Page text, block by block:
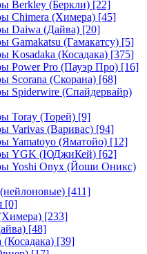
Berkley (Беркли) [22]
Chimera (Химера) [45]
Daiwa (Дайва) [20]
Gamakatsu (Гамакатсу) [5]
Kosadaka (Косадака) [375]
Power Pro (Пауэр Про) [16]
Scorana (Скорана) [68]
Spiderwire (Спайдервайр)
Toray (Торей) [9]
Varivas (Варивас) [94]
Yamatoyo (Яматойо) [12]
YGK (ЮДжиКей) [62]
Yoshi Onyx (Йоши Оникс)
[411]
[0]
[233]
[48]
(Косадака) [39]